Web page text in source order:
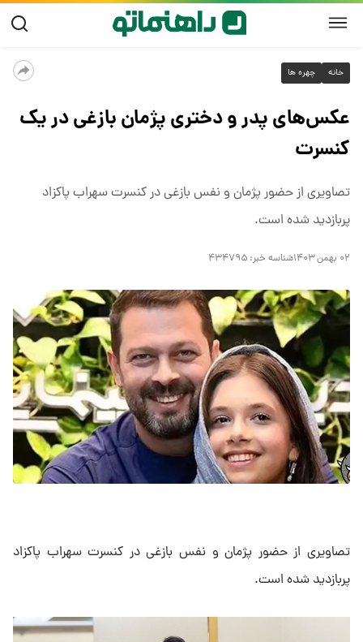
خانه چهره ها
عکس‌های پدر و دختری پژمان بازغی در یک
کنسرت
تصاویری از حضور پژمان و نفس بازغی در کنسرت سهراب پاکزاد
پربازدید شده است.
۰۲ بهمن ۱۴۰۳ شناسه خبر: ۴۳۴۷۹۵
تصاویری از حضور پژمان و نفس بازغی در کنسرت سهراب پاکزاد
پربازدید شده است.